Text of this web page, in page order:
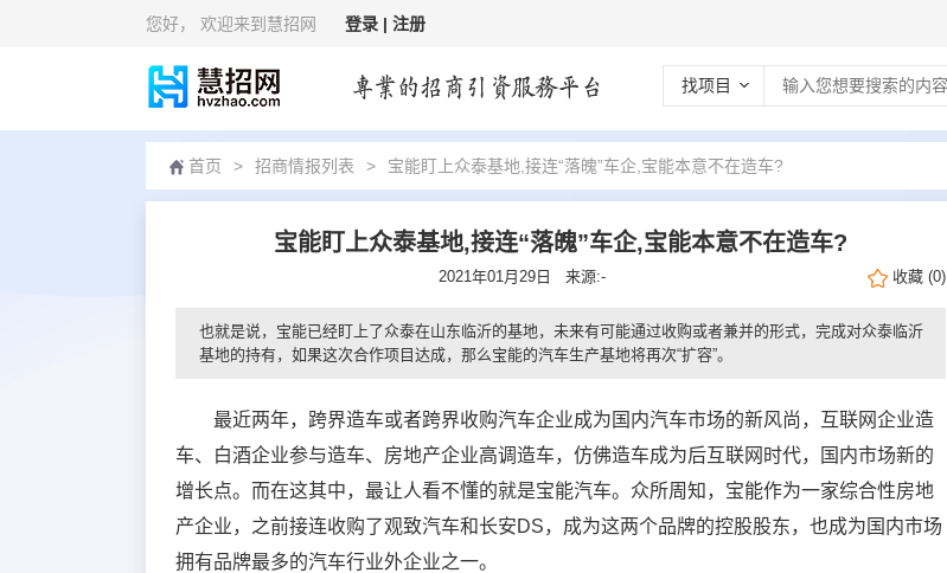
您好， 欢迎来到慧招网 登录 | 注册
找项目
首页 > 招商情报列表 > 宝能盯上众泰基地,接连“落魄”车企,宝能本意不在造车?
宝能盯上众泰基地,接连“落魄”车企,宝能本意不在造车?
2021年01月29日 来源:- 收藏 (0)
也就是说，宝能已经盯上了众泰在山东临沂的基地，未来有可能通过收购或者兼并的形式，完成对众泰临沂
基地的持有，如果这次合作项目达成，那么宝能的汽车生产基地将再次“扩容”。
最近两年，跨界造车或者跨界收购汽车企业成为国内汽车市场的新风尚，互联网企业造
车、白酒企业参与造车、房地产企业高调造车，仿佛造车成为后互联网时代，国内市场新的
增长点。而在这其中，最让人看不懂的就是宝能汽车。众所周知，宝能作为一家综合性房地
产企业，之前接连收购了观致汽车和长安DS，成为这两个品牌的控股股东，也成为国内市场
拥有品牌最多的汽车行业外企业之一。